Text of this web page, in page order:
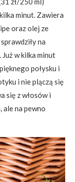
minut. Zawiera
oraz olej ze
na
w kilka minut
połysku i
i nie plączą się
się z włosów i
ale na pewno